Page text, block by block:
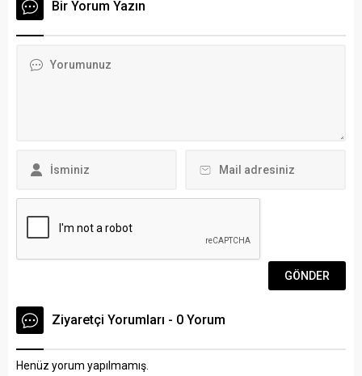
Tatbikat, Muğla Güzel
düzenlendi. ARENA HABER
şekilleri ve güvenli tahliye
Bir Yorum Yazın
Ziyaretçi Yorumları - 0 Yorum
Henüz yorum yapılmamış.